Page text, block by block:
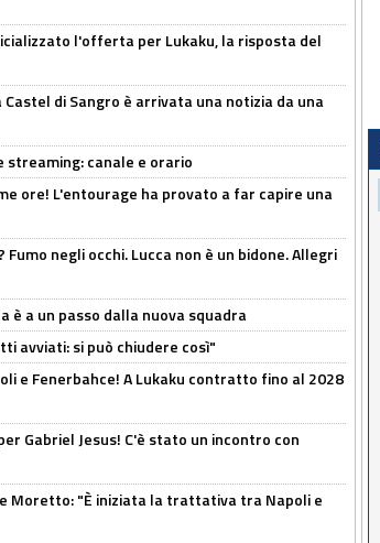
l'offerta per Lukaku, la risposta del
di Sangro è arrivata una notizia da una
streaming: canale e orario
ore! L'entourage ha provato a far capire una
negli occhi. Lucca non è un bidone. Allegri
è a un passo dalla nuova squadra
avviati: si può chiudere così"
e Fenerbahce! A Lukaku contratto fino al 2028
Gabriel Jesus! C'è stato un incontro con
Moretto: "È iniziata la trattativa tra Napoli e